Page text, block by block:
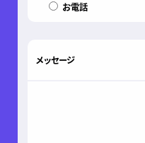
お電話
メッセージ